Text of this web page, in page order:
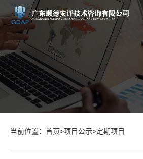
当前位置： 首页>项目公示>定期项目